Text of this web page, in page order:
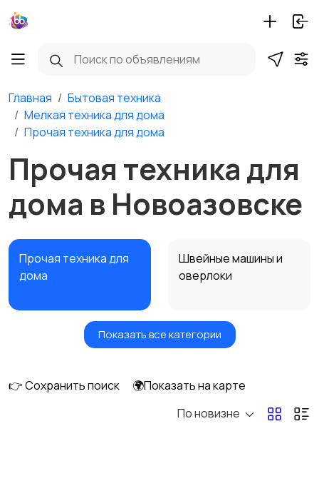
Главная
Бытовая техника
Мелкая техника для дома
Прочая техника для дома
Прочая техника для
дома в Новоазовске
Прочая техника для
дома
Швейные машины и
оверлоки
Пылесосы
Показать все категории
👉 Сохранить поиск
🌍Показать на карте
По новизне